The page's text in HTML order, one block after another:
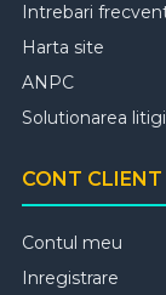
Intrebari
Harta site
ANPC
Solutionarea
CONT CLIENT
Contul meu
Inregistrare